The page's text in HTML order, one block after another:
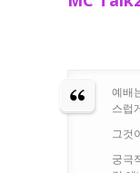
예배
스럽
그것
궁극